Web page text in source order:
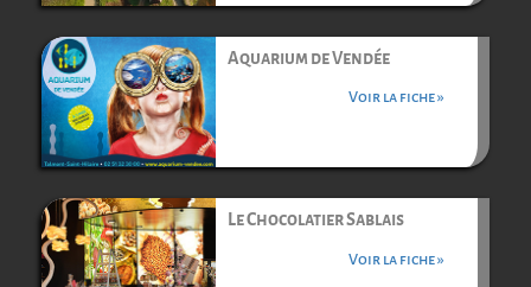
Aquarium de Vendée
Voir la fiche »
Le Chocolatier Sablais
Voir la fiche »